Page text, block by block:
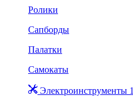
Ролики
Сапборды
Палатки
Самокаты
Электроинструменты 1